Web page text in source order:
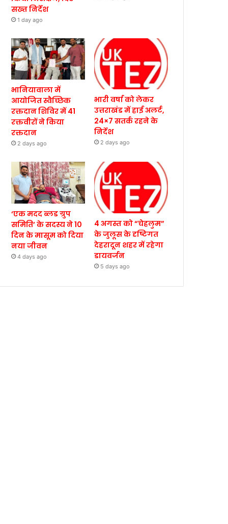
सख्त निर्देश
1 day ago
भानियावाला में
आयोजित स्वैच्छिक
रक्तदान शिविर में 41
रक्तवीरों ने किया
रक्तदान
2 days ago
भारी वर्षा को लेकर
उत्तराखंड में हाई अलर्ट,
24×7 सतर्क रहने के
निर्देश
2 days ago
‘एक मदद ब्लड ग्रुप
समिति’ के सदस्य ने 10
दिन के मासूम को दिया
नया जीवन
4 days ago
4 अगस्त को “चेहलुम”
के जुलूस के दृष्टिगत
देहरादून शहर में रहेगा
डायवर्जन
5 days ago